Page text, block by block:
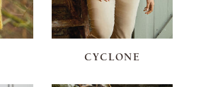
CYCLONE